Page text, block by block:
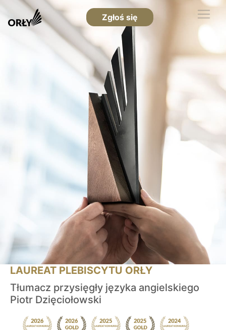
Zgłoś się
LAUREAT PLEBISCYTU ORŁY
Tłumacz przysięgły języka angielskiego
Piotr Dzięciołowski